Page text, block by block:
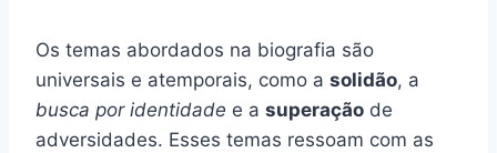
Os temas abordados na biografia são
universais e atemporais, como a solidão, a
busca por identidade e a superação de
adversidades. Esses temas ressoam com as